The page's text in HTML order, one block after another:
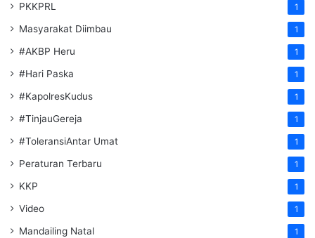
PKKPRL 1
Masyarakat Diimbau 1
#AKBP Heru 1
#Hari Paska 1
#KapolresKudus 1
#TinjauGereja 1
#ToleransiAntar Umat 1
Peraturan Terbaru 1
KKP 1
Video 1
Mandailing Natal 1